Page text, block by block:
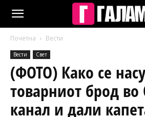
Почетна Вести
Вести Свет
(ФОТО) Како се
товарниот брод во
канал и дали